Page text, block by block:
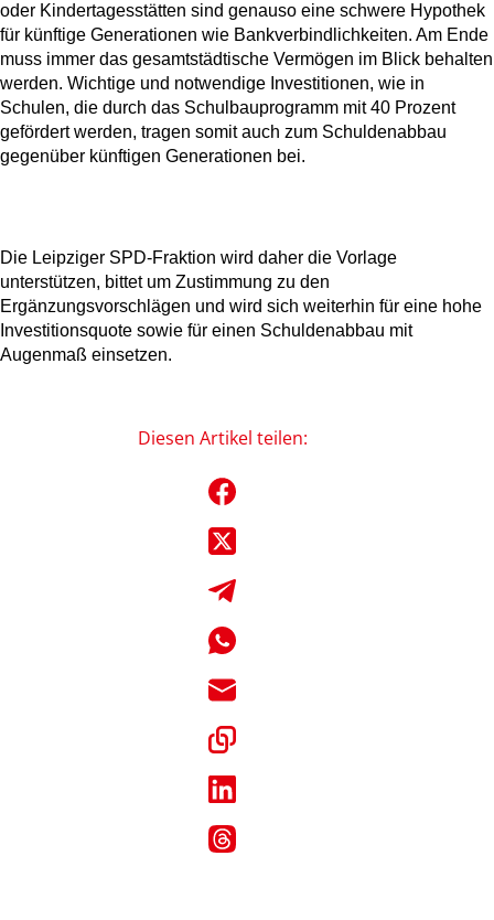
oder Kindertagesstätten sind genauso eine schwere Hypothek
für künftige Generationen wie Bankverbindlichkeiten. Am Ende
muss immer das gesamtstädtische Vermögen im Blick behalten
werden. Wichtige und notwendige Investitionen, wie in
Schulen, die durch das Schulbauprogramm mit 40 Prozent
gefördert werden, tragen somit auch zum Schuldenabbau
gegenüber künftigen Generationen bei.
Die Leipziger SPD-Fraktion wird daher die Vorlage
unterstützen, bittet um Zustimmung zu den
Ergänzungsvorschlägen und wird sich weiterhin für eine hohe
Investitionsquote sowie für einen Schuldenabbau mit
Augenmaß einsetzen.
Diesen Artikel teilen: